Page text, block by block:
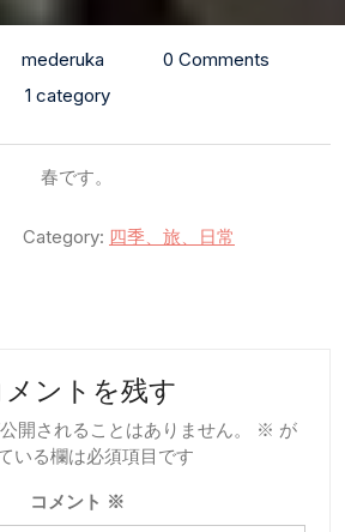
mederuka
0 Comments
1 category
春です。
Category: 四季、旅、日常
メントを残す
開されることはありません。 ※ が
いる欄は必須項目です
コメント ※